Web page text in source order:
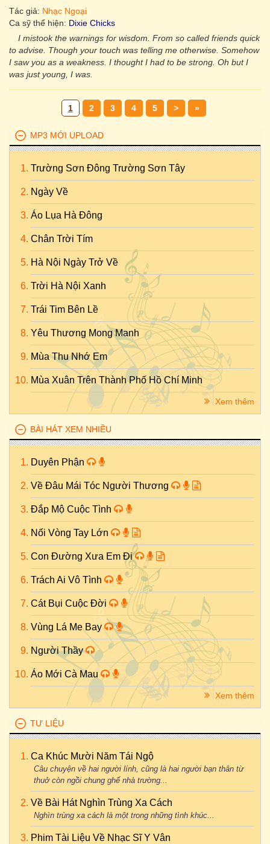
Tác giả: Nhạc Ngoại
Ca sỹ thể hiện: Dixie Chicks
I mistook the warnings for wisdom. From so called friends quick
to advise. Though your touch was telling me otherwise. Somehow
I saw you as a weakness. I thought I had to be strong. Oh but I
was just young, I was.
1 2 3 4 5 > »
MP3 MỚI UPLOAD
Trường Sơn Đông Trường Sơn Tây
Ngày Về
Áo Lụa Hà Đông
Chân Trời Tím
Hà Nội Ngày Trở Về
Trời Hà Nội Xanh
Trái Tim Bên Lề
Yêu Thương Mong Manh
Mùa Thu Nhớ Em
Mùa Xuân Trên Thành Phố Hồ Chí Minh
Xem thêm
BÀI HÁT XEM NHIỀU
Duyên Phận
Về Đâu Mái Tóc Người Thương
Đắp Mộ Cuộc Tình
Nối Vòng Tay Lớn
Con Đường Xưa Em Đi
Trách Ai Vô Tình
Cát Bụi Cuộc Đời
Vùng Lá Me Bay
Người Thầy
Áo Mới Cà Mau
Xem thêm
TƯ LIỆU
Ca Khúc Mười Năm Tái Ngộ
Câu chuyện về hai người lính, cũng là hai người bạn thân từ
thuở còn ngồi chung ghế nhà trường...
Về Bài Hát Nghìn Trùng Xa Cách
Nghìn trùng xa cách là một trong những tình khúc...
Phim Tài Liệu Về Nhạc Sĩ Y Vân